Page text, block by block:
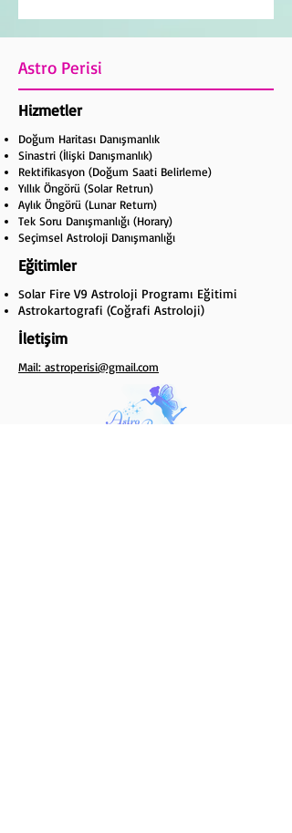
Astro Perisi
Hizmetler
Doğum Haritası Danışmanlık
Sinastri (İlişki Danışmanlık)
Rektifikasyon (Doğum Saati Belirleme)
Yıllık Öngörü (Solar Retrun)
Aylık Öngörü (Lunar Return)
Tek Soru Danışmanlığı (Horary)
Seçimsel Astroloji Danışmanlığı
Eğitimler
Solar Fire V9 Astroloji Programı Eğitimi
Astrokartografi (Coğrafi Astroloji)
İletişim
Mail: astroperisi@gmail.com